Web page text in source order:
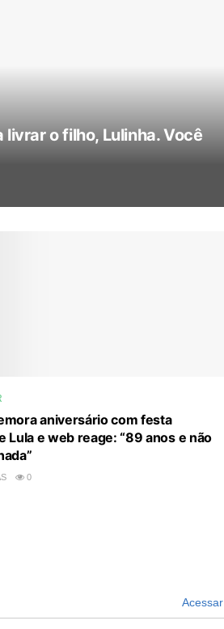
o filho, Lulinha. Você
aniversário com festa
Lula e web reage: “89 anos e não
0
Acessar